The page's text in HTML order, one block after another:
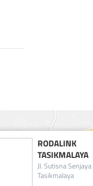
RODALINK
TASIKMALAYA
Jl. Sutisna
Tasikmalaya